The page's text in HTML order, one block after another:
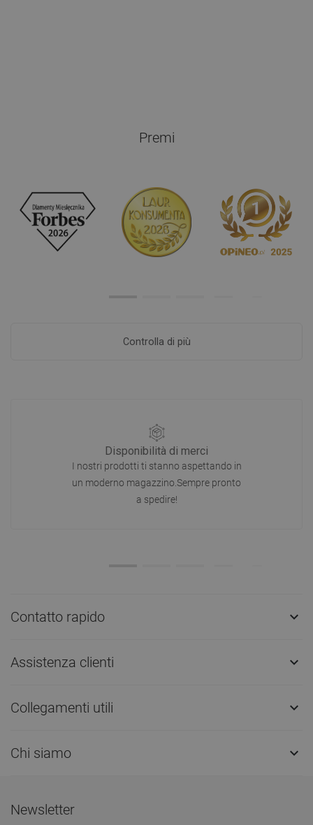
Premi
Controlla di più
Disponibilità di merci
I nostri prodotti ti stanno aspettando in
un moderno magazzino.Sempre pronto
a spedire!
Contatto rapido 
Assistenza clienti 
Collegamenti utili 
Chi siamo 
Newsletter